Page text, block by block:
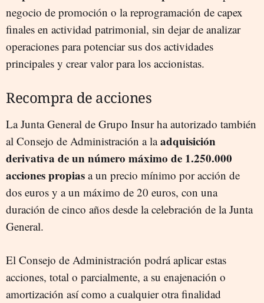
negocio de promoción o la reprogramación de capex
finales en actividad patrimonial, sin dejar de analizar
operaciones para potenciar sus dos actividades
principales y crear valor para los accionistas.
Recompra de acciones
La Junta General de Grupo Insur ha autorizado también
al Consejo de Administración a laadquisición
derivativa de un número máximo de 1.250.000
acciones propias a un precio mínimo por acción de
dos euros y a un máximo de 20 euros, con una
duración de cinco años desde la celebración de la Junta
General.
El Consejo de Administración podrá aplicar estas
acciones, total o parcialmente, a su enajenación o
amortización así como a cualquier otra finalidad